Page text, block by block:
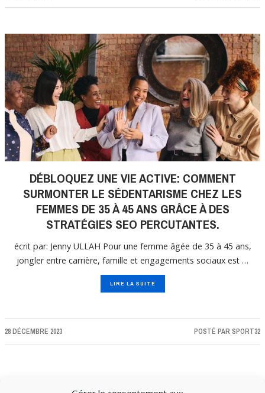
DÉBLOQUEZ UNE VIE ACTIVE: COMMENT
SURMONTER LE SÉDENTARISME CHEZ LES
FEMMES DE 35 À 45 ANS GRÂCE À DES
STRATÉGIES SEO PERCUTANTES.
écrit par: Jenny ULLAH Pour une femme âgée de 35 à 45 ans,
jongler entre carrière, famille et engagements sociaux est …
LIRE LA SUITE
28 DÉCEMBRE 2023 POSTÉ PAR SPORT32